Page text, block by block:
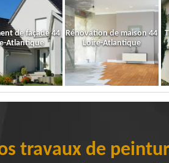
de façade 44
Atlantique
Rénovation de maison 44
Loire-Atlantique
travaux de